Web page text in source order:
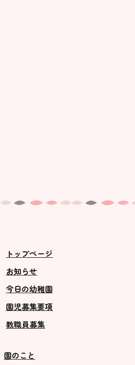
トップページ
お知らせ
今日の幼稚園
園児募集要項
教職員募集
園のこと